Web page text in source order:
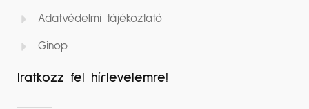
Adatvédelmi tájékoztató
Ginop
Iratkozz fel hírlevelemre!